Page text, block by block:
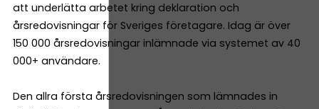
att underlätta arbetet kring deklaration och
årsredovisningar för Sveriges företagare. Idag är över
150 000 årsredovisningar inlämnade via systemet av 40
000+ användare.
Den allra första årsredovisningen som lämnades in